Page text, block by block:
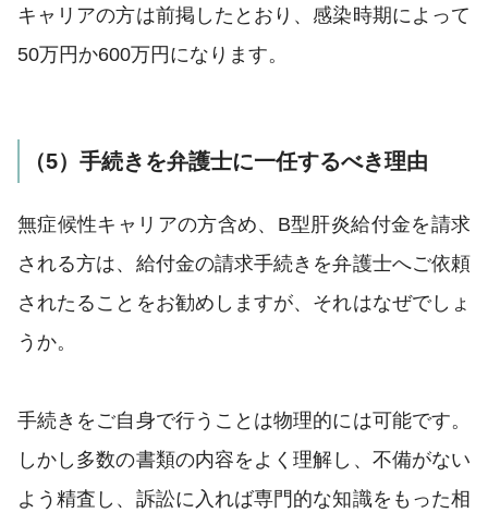
キャリアの方は前掲したとおり、感染時期によって
50万円か600万円になります。
（5）手続きを弁護士に一任するべき理由
無症候性キャリアの方含め、B型肝炎給付金を請求
される方は、給付金の請求手続きを弁護士へご依頼
されたることをお勧めしますが、それはなぜでしょ
うか。
手続きをご自身で行うことは物理的には可能です。
しかし多数の書類の内容をよく理解し、不備がない
よう精査し、訴訟に入れば専門的な知識をもった相